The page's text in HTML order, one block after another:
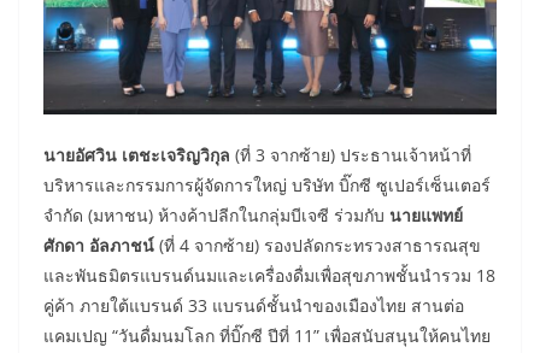
นายอัศวิน เตชะเจริญวิกุล (ที่ 3 จากซ้าย) ประธานเจ้าหน้าที่
บริหารและกรรมการผู้จัดการใหญ่ บริษัท บิ๊กซี ซูเปอร์เซ็นเตอร์
จำกัด (มหาชน) ห้างค้าปลีกในกลุ่มบีเจซี ร่วมกับ นายแพทย์
ศักดา อัลภาชน์ (ที่ 4 จากซ้าย) รองปลัดกระทรวงสาธารณสุข
และพันธมิตรแบรนด์นมและเครื่องดื่มเพื่อสุขภาพชั้นนำรวม 18
คู่ค้า ภายใต้แบรนด์ 33 แบรนด์ชั้นนำของเมืองไทย สานต่อ
แคมเปญ “วันดื่มนมโลก ที่บิ๊กซี ปีที่ 11” เพื่อสนับสนุนให้คนไทย